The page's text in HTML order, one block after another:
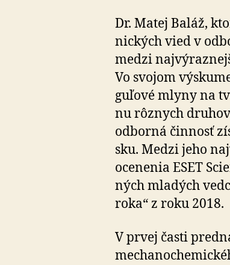
Dr. Matej Baláž,
nic­kých vied v
medzi
Vo svojom
gu­ľo­vé mlyny na
nu rôznych
odborná činnosť
sku. Medzi jeho
ocenenia ESET
ných mladých
roka“ z roku 2018.
V prvej časti